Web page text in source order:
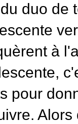
duo de
à
pour